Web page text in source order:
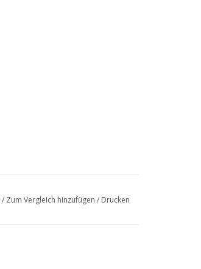
/ Zum Vergleich hinzufügen / Drucken